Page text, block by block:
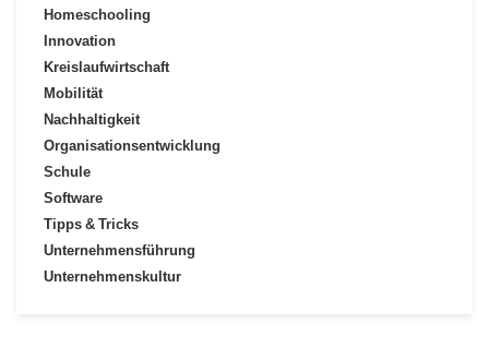
Homeschooling
Innovation
Kreislaufwirtschaft
Mobilität
Nachhaltigkeit
Organisationsentwicklung
Schule
Software
Tipps & Tricks
Unternehmensführung
Unternehmenskultur